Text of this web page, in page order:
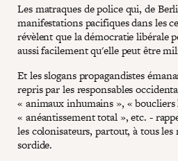
Les matraques de police qui, de
manifestations pacifiques dans les
révèlent que la démocratie libérale
aussi facilement qu'elle peut être
Et les slogans propagandistes
repris par les responsables
« animaux inhumains », « boucliers
« anéantissement total », etc. -
les colonisateurs, partout, à tous
sordide.